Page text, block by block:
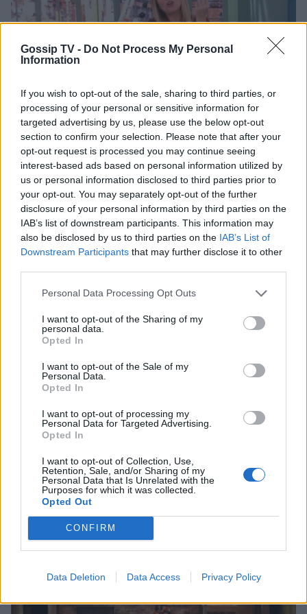
Gossip TV - Do Not Process My Personal
Information
If you wish to opt-out of the sale, sharing to third parties, or
processing of your personal or sensitive information for
targeted advertising by us, please use the below opt-out
section to confirm your selection. Please note that after your
opt-out request is processed you may continue seeing
interest-based ads based on personal information utilized by
us or personal information disclosed to third parties prior to
your opt-out. You may separately opt-out of the further
disclosure of your personal information by third parties on the
IAB’s list of downstream participants. This information may
also be disclosed by us to third parties on the IAB’s List of
Downstream Participants that may further disclose it to other
Personal Data Processing Opt Outs
I want to opt-out of the Sharing of my
personal data.
Opted In
I want to opt-out of the Sale of my
Personal Data.
Opted In
I want to opt-out of processing my
Personal Data for Targeted Advertising.
Opted In
I want to opt-out of Collection, Use,
Retention, Sale, and/or Sharing of my
Personal Data that Is Unrelated with the
Purposes for which it was collected.
Opted Out
CONFIRM
Data Deletion Data Access Privacy Policy
SHOWBIZ
Ο πυρετός του Μουτσινά και η αναβολή των
«Οι από πάνω» στο «Πειραιώς 131»- Τι
ανακοίνωσε η Ηλιάκη;
16:47 @08-12-2016
Αποκάλυψη Έλληνα ηθοποιού: «Έσκιζα
εφημερίδες και την κοιτούσα μέσα από τις
τρύπες»
19:02 @29-11-2016